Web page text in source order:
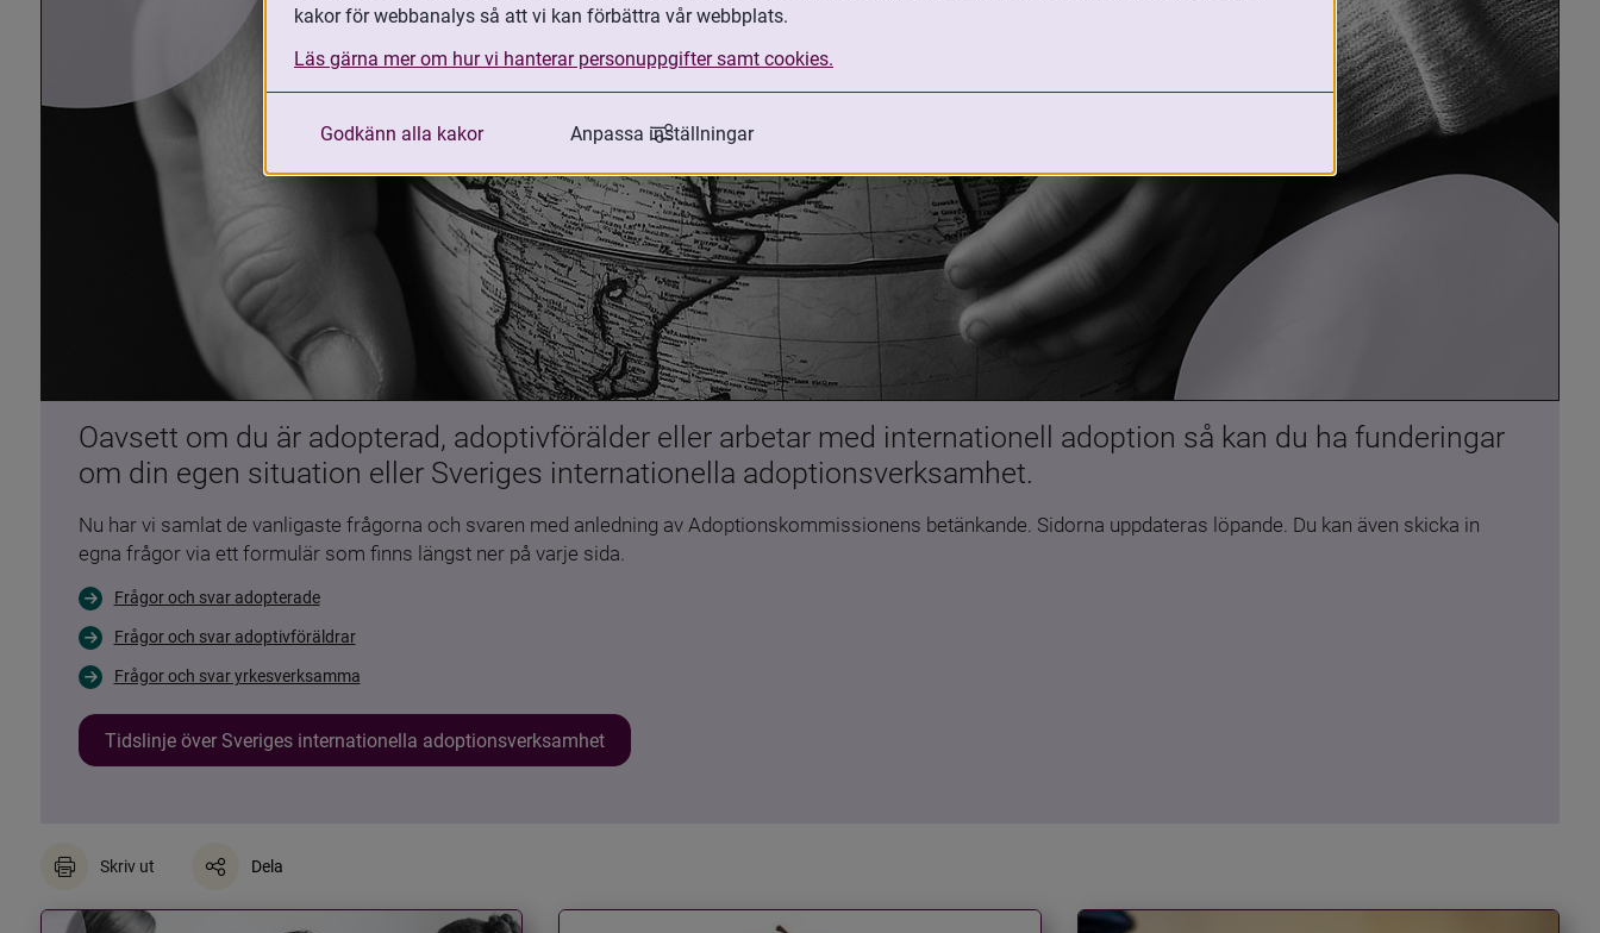
Oavsett om du är adopterad, adoptivförälder eller arbetar med internationell adoption så kan du ha funderingar
om din egen situation eller Sveriges internationella adoptionsverksamhet.
Nu har vi samlat de vanligaste frågorna och svaren med anledning av Adoptionskommissionens betänkande. Sidorna uppdateras löpande. Du kan även skicka in
egna frågor via ett formulär som finns längst ner på varje sida.
Frågor och svar adopterade
Frågor och svar adoptivföräldrar
Frågor och svar yrkesverksamma
Tidslinje över Sveriges internationella adoptionsverksamhet
Skriv ut Dela
kakor för webbanalys så att vi kan förbättra vår webbplats.
Läs gärna mer om hur vi hanterar personuppgifter samt cookies.
Godkänn alla kakor Anpassa inställningar